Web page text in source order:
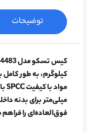
توضیحات
میلی‌متر برای بدنه
فوق‌العاده‌ای را